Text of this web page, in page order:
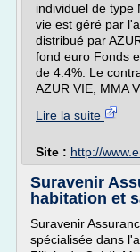
individuel de type
vie est géré par
distribué par
fond euro Fonds
de 4.4%. Le
AZUR VIE, MMA
Lire la suite
Site : http://
Suravenir
habitation et
Suravenir
spécialisée dans